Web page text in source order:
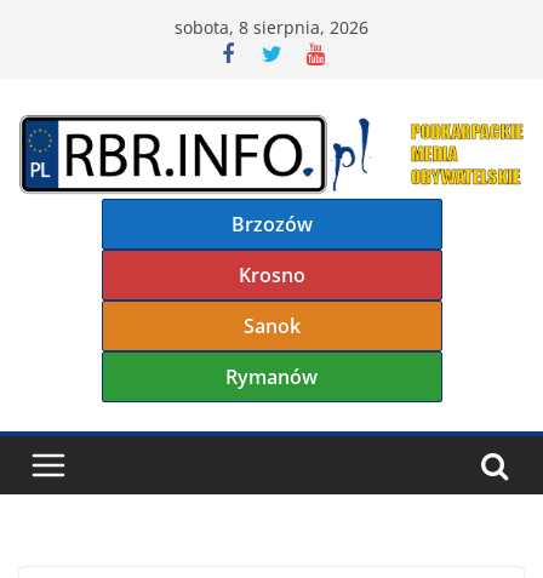
sobota, 8 sierpnia, 2026
Brzozów
Krosno
Sanok
Rymanów